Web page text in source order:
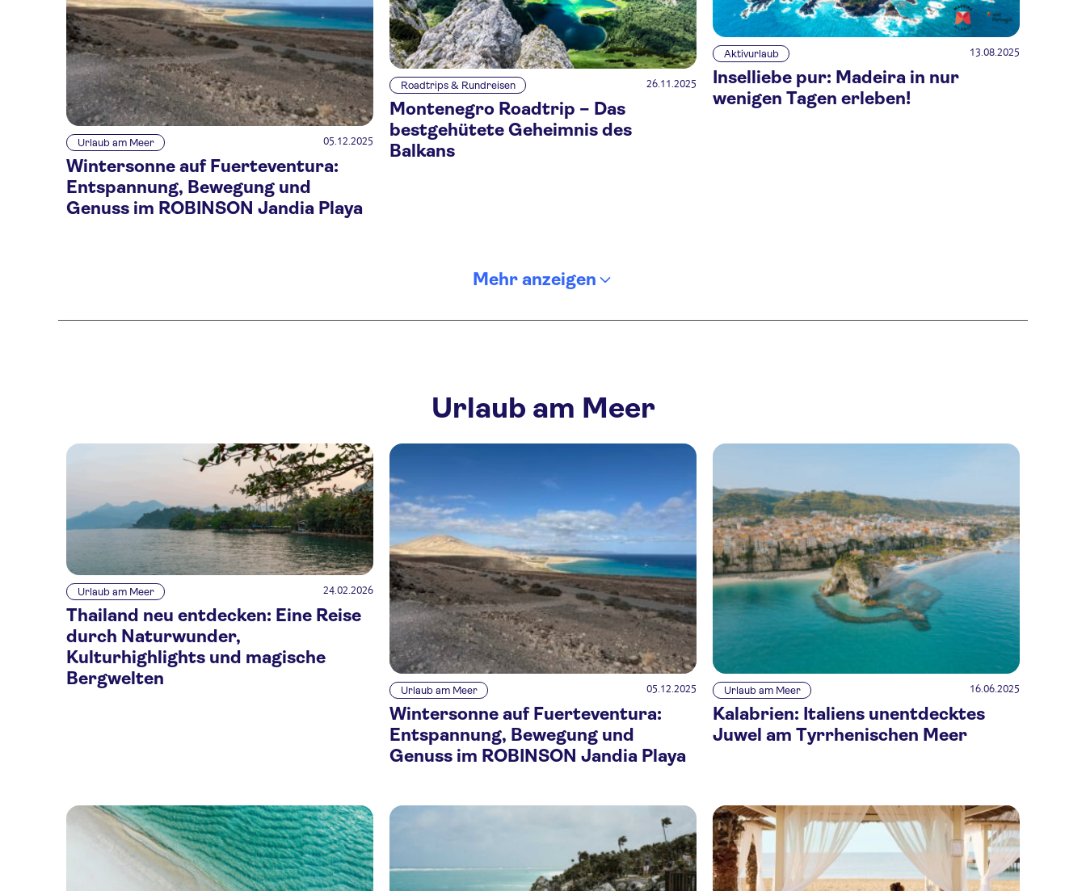
Urlaub am Meer 05.12.2025
Wintersonne auf Fuerteventura:
Entspannung, Bewegung und
Genuss im ROBINSON Jandia Playa
Roadtrips & Rundreisen 26.11.2025
Montenegro Roadtrip – Das
bestgehütete Geheimnis des
Balkans
Aktivurlaub 13.08.2025
Inselliebe pur: Madeira in nur
wenigen Tagen erleben!
Mehr anzeigen
Urlaub am Meer
Urlaub am Meer 24.02.2026
Thailand neu entdecken: Eine Reise
durch Naturwunder,
Kulturhighlights und magische
Bergwelten
Urlaub am Meer 05.12.2025
Wintersonne auf Fuerteventura:
Entspannung, Bewegung und
Genuss im ROBINSON Jandia Playa
Urlaub am Meer 16.06.2025
Kalabrien: Italiens unentdecktes
Juwel am Tyrrhenischen Meer